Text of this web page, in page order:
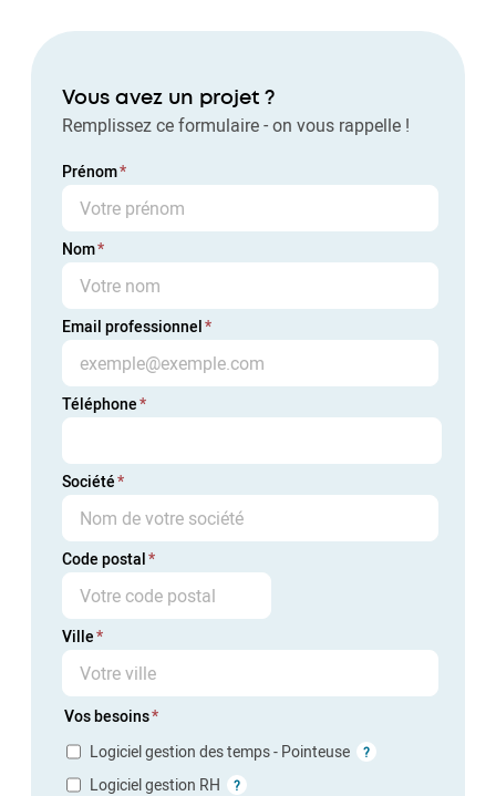
contenu
principalVous avez un projet ?
Remplissez ce formulaire - on vous rappelle !
Prénom
Nom
Email professionnel
Téléphone
Société
Code postal
Ville
Vos besoins
Logiciel gestion des temps - Pointeuse
?
Logiciel gestion RH ?